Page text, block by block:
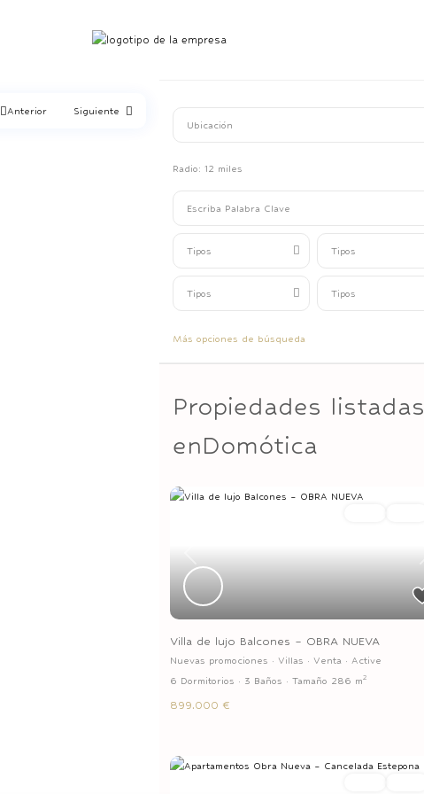
Anterior Siguiente
Radio: 12 miles
Tipos Tipos
Tipos Tipos
Más opciones de búsqueda
Propiedades listadas
enDomótica
Villa de lujo Balcones – OBRA NUEVA
Nuevas promociones · Villas · Venta · Active
6 Dormitorios · 3 Baños · Tamaño 286 m2
899.000 €